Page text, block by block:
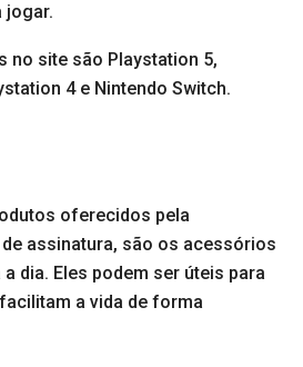
jogar.
no site são Playstation 5,
4 e Nintendo Switch.
oferecidos pela
assinatura, são os acessórios
dia. Eles podem ser úteis para
a vida de forma